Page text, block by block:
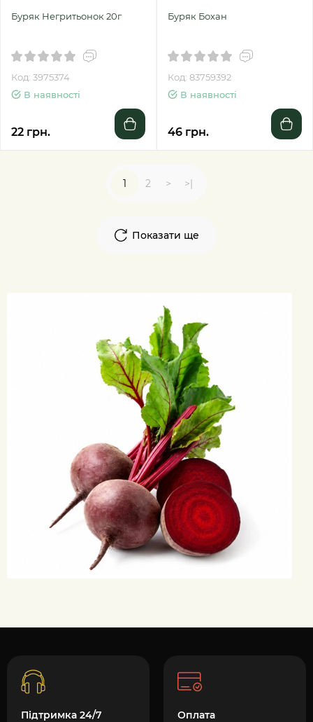
Буряк Негритьонок 20г
Код: 3975374
В наявності
22 грн.
Буряк Бохан
Код: 83759392
В наявності
46 грн.
Показати ще
1 2 > >|
Підтримка 24/7 Оплата